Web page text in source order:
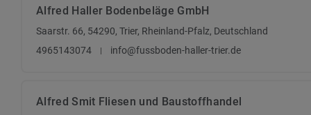
Alfred Haller Bodenbeläge GmbH
Saarstr. 66, 54290, Trier, Rheinland-Pfalz, Deutschland
4965143074
info@fussboden-haller-trier.de
Alfred Smit Fliesen und Baustoffhandel